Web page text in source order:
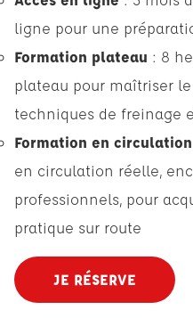
ligne pour une
Formation plateau : 8
plateau pour maîtriser
techniques de freinage
Formation en circulation
en circulation réelle,
professionnels, pour
pratique sur route
JE RÉSERVE